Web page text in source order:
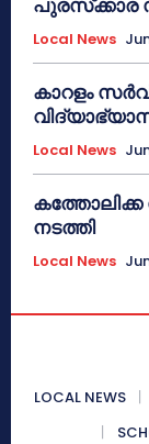
Local News
കാറളം
Local News
നടത്തി
Local News
LOCAL NEWS